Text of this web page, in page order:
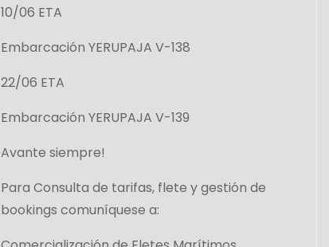
10/06 ETA
Embarcación YERUPAJA V-138
22/06 ETA
Embarcación YERUPAJA V-139
Avante siempre!
Para Consulta de tarifas, flete y gestión de
bookings comuníquese a: